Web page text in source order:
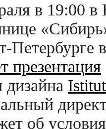
в 19:00 в
Петербурге
презентация
об